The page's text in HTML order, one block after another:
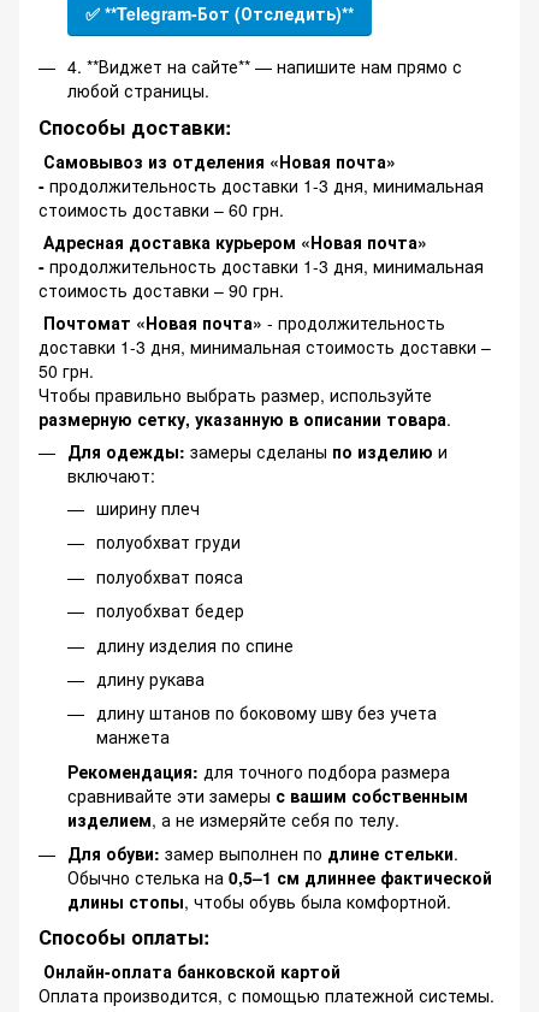
✅ **Telegram-Бот (Отследить)**
4. **Виджет на сайте** — напишите нам прямо с
любой страницы.
Способы доставки:
Самовывоз из отделения «Новая почта»
- продолжительность доставки 1-3 дня, минимальная
стоимость доставки – 60 грн.
Адресная доставка курьером «Новая почта»
- продолжительность доставки 1-3 дня, минимальная
стоимость доставки – 90 грн.
Почтомат «Новая почта» - продолжительность
доставки 1-3 дня, минимальная стоимость доставки –
50 грн.
Чтобы правильно выбрать размер, используйте
размерную сетку, указанную в описании товара.
Для одежды: замеры сделаны по изделию и
включают:
ширину плеч
полуобхват груди
полуобхват пояса
полуобхват бедер
длину изделия по спине
длину рукава
длину штанов по боковому шву без учета
манжета
Рекомендация: для точного подбора размера
сравнивайте эти замеры с вашим собственным
изделием, а не измеряйте себя по телу.
Для обуви: замер выполнен по длине стельки.
Обычно стелька на 0,5–1 см длиннее фактической
длины стопы, чтобы обувь была комфортной.
Способы оплаты:
Онлайн-оплата банковской картой
Оплата производится, с помощью платежной системы.